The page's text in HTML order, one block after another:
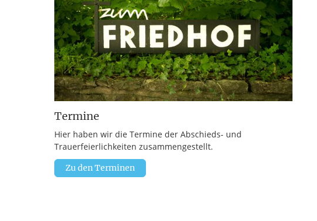
Termine
Hier haben wir die Termine der Abschieds- und
Trauerfeierlichkeiten zusammengestellt.
Zu den Terminen